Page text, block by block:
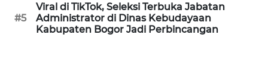
#5
Viral di TikTok, Seleksi Terbuka Jabatan
Administrator di Dinas Kebudayaan
Kabupaten Bogor Jadi Perbincangan
WN
SUKABUMI